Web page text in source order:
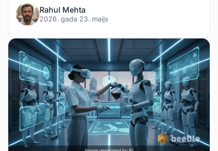
Rahul Mehta
2026. gada 23. maijs